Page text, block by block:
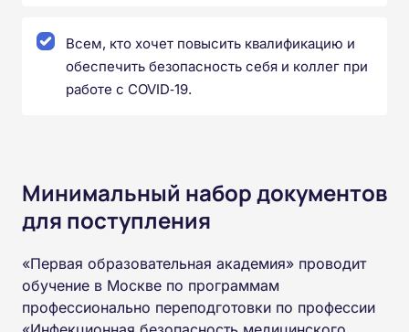
Всем, кто хочет повысить квалификацию и
обеспечить безопасность себя и коллег при
работе с COVID‑19.
Минимальный набор документов
для поступления
«Первая образовательная академия» проводит
обучение в Москве по программам
профессионально переподготовки по профессии